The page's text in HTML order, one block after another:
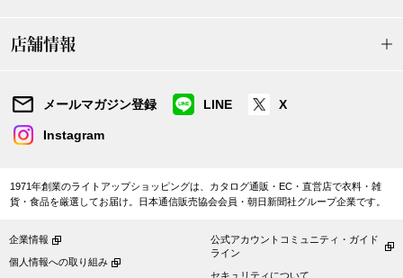
【特集】
【特集】
店舗情報
メールマガジン登録 LINE X
Instagram
1971年創業のライトアップショッピングは、カタログ通販・EC・直営店で衣料・雑
貨・食品を厳選してお届け。日本通信販売協会会員・朝日新聞社グループ企業です。
企業情報
個人情報への取り組み
公式アカウントコミュニティ・ガイド
ライン
セキュリティについて